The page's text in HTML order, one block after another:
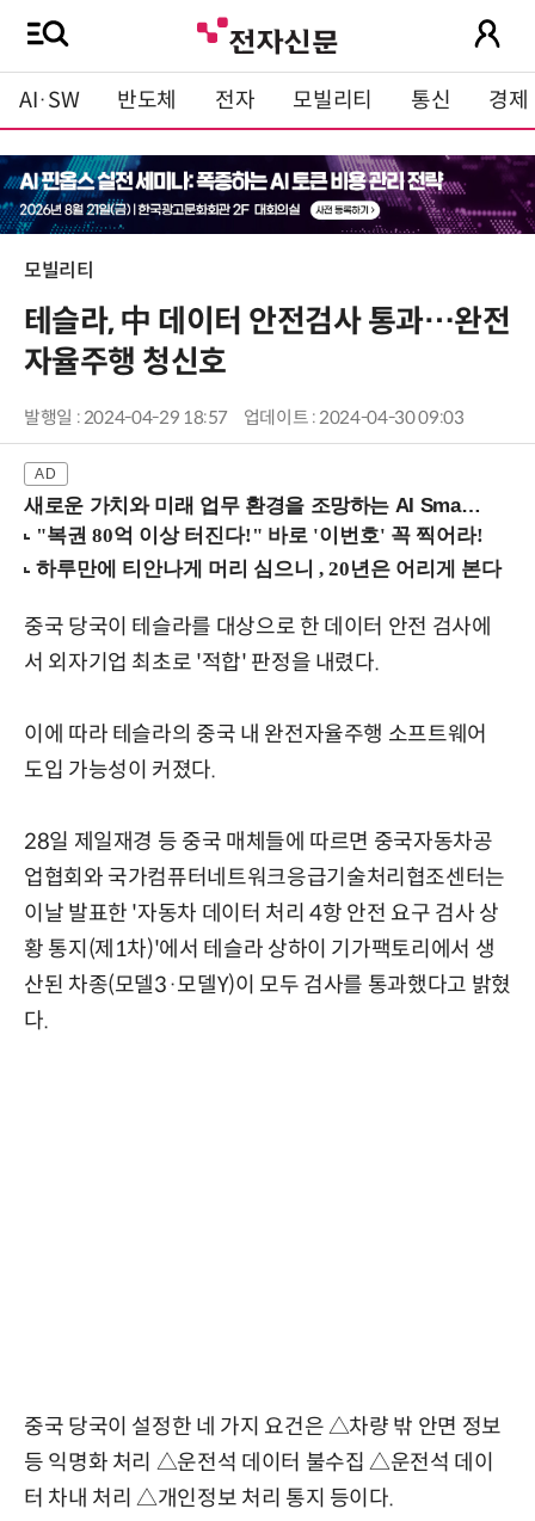
AI·SW 반도체 전자 모빌리티 통신 경제
모빌리티
테슬라, 中 데이터 안전검사 통과…완전
자율주행 청신호
발행일 : 2024-04-29 18:57 업데이트 : 2024-04-30 09:03
새로운 가치와 미래 업무 환경을 조망하는 AI Smart Work Summit 2026 (9/11 코엑스)
중국 당국이 테슬라를 대상으로 한 데이터 안전 검사에
서 외자기업 최초로 '적합' 판정을 내렸다.
이에 따라 테슬라의 중국 내 완전자율주행 소프트웨어
도입 가능성이 커졌다.
28일 제일재경 등 중국 매체들에 따르면 중국자동차공
업협회와 국가컴퓨터네트워크응급기술처리협조센터는
이날 발표한 '자동차 데이터 처리 4항 안전 요구 검사 상
황 통지(제1차)'에서 테슬라 상하이 기가팩토리에서 생
산된 차종(모델3·모델Y)이 모두 검사를 통과했다고 밝혔
다.
중국 당국이 설정한 네 가지 요건은 △차량 밖 안면 정보
등 익명화 처리 △운전석 데이터 불수집 △운전석 데이
터 차내 처리 △개인정보 처리 통지 등이다.